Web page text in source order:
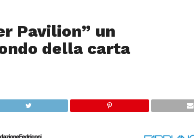
Pavilion” un
della carta